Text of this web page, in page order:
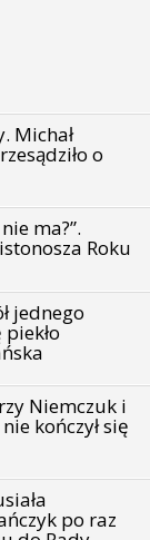
Michał
o
ma?”.
Roku
jednego
Niemczuk i
kończył się
po raz